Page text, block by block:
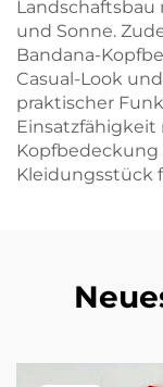
Landschaftsbau
und Sonne.
Bandana-
Casual-Look
praktischer
Einsatzfähigkeit
Kleidungsstück